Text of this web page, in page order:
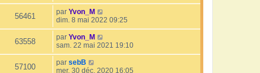
56461 par Yvon_M
dim. 8 mai 2022 09:25
63558 par Yvon_M
sam. 22 mai 2021 19:10
57100 par sebB
mer. 30 déc. 2020 16:05